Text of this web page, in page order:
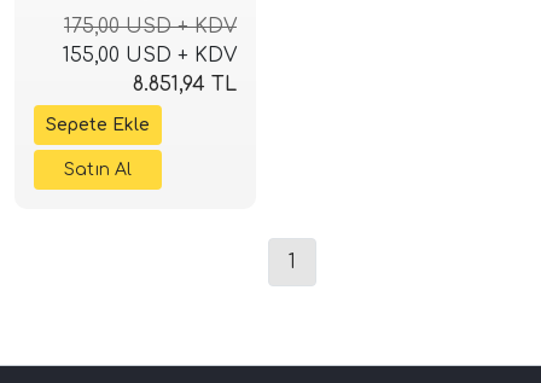
Sony Lensli Full Paket
Güvenlik Sistemi
175,00 USD + KDV
155,00 USD + KDV
8.851,94 TL
1